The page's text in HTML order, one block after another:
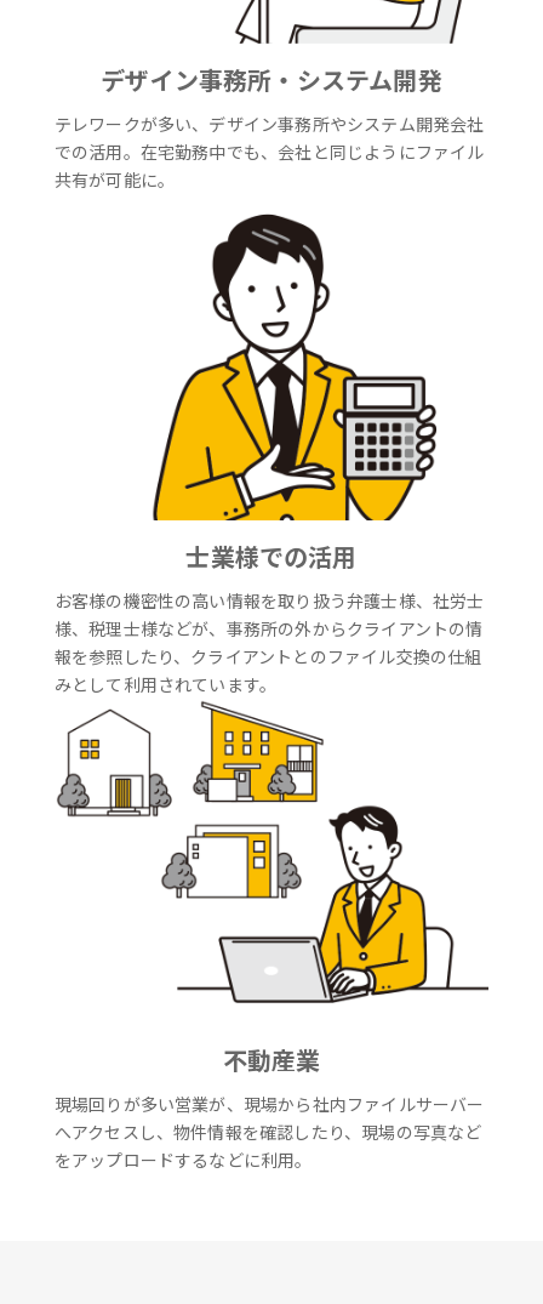
デザイン事務所・システム開発
テレワークが多い、デザイン事務所やシステム開発会社
での活用。在宅勤務中でも、会社と同じようにファイル
共有が可能に。
士業様での活用
お客様の機密性の高い情報を取り扱う弁護士様、社労士
様、税理士様などが、事務所の外からクライアントの情
報を参照したり、クライアントとのファイル交換の仕組
みとして利用されています。
不動産業
現場回りが多い営業が、現場から社内ファイルサーバー
へアクセスし、物件情報を確認したり、現場の写真など
をアップロードするなどに利用。